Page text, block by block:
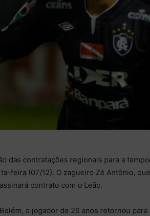
das contratações regionais para a
feira (07/12). O zagueiro Zé Antônio,
contrato com o Leão.
o jogador de 26 anos retornou